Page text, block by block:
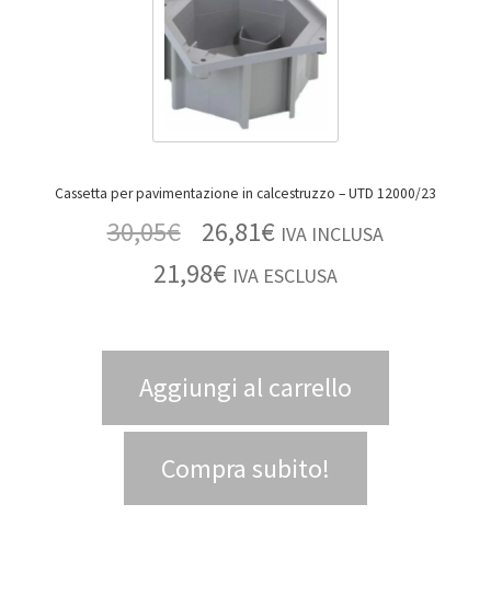
Cassetta per pavimentazione in calcestruzzo – UTD 12000/23
30,05€ 26,81€ IVA INCLUSA
21,98€ IVA ESCLUSA
Aggiungi al carrello
Compra subito!